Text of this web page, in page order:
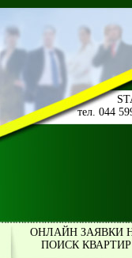
тел. 044
ОНЛАЙН ЗАЯВКИ
ПОИСК КВАРТИР